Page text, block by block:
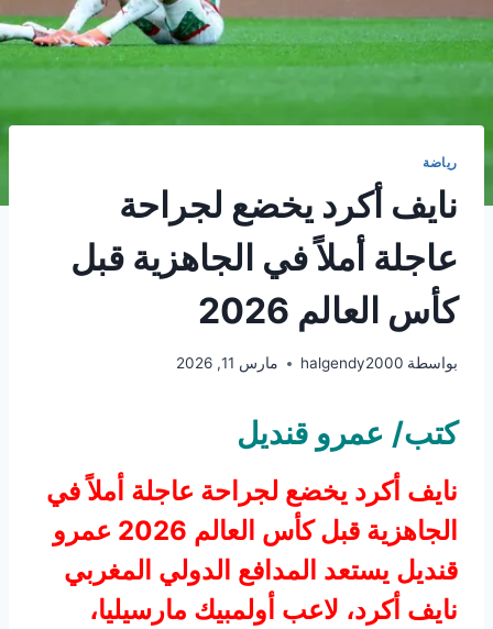
رياضة
نايف أكرد يخضع لجراحة
عاجلة أملاً في الجاهزية قبل
كأس العالم 2026
بواسطة halgendy2000 مارس 11, 2026
كتب/ عمرو قنديل
نايف أكرد يخضع لجراحة عاجلة أملاً في
الجاهزية قبل كأس العالم 2026 عمرو
قنديل يستعد المدافع الدولي المغربي
نايف أكرد، لاعب أولمبيك مارسيليا،